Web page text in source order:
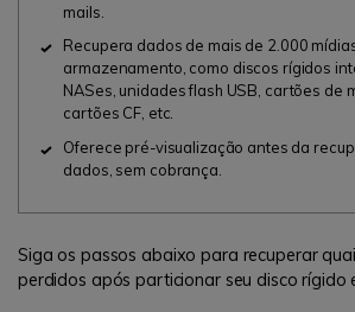
mails.
Recupera dados de mais de 2.000
armazenamento, como discos rígidos
NASes, unidades flash USB, cartões de
cartões CF, etc.
Oferece pré-visualização antes da
dados, sem cobrança.
Siga os passos abaixo para recuperar
perdidos após particionar seu disco rígido